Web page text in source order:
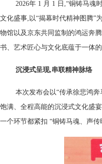
2026年 1 月 1 日,“铜铸马魂
文化盛事,以“揭幕时代精神图腾”
物馆以及京东共同监制的鸿运奔
书、艺术匠心与文化底蕴于一体
沉浸式呈现,串联精神脉络
本次发布会以“传承徐悲鸿
饱满、全程高能的沉浸式文化盛
一个环节都紧扣 “铜铸马魂、声